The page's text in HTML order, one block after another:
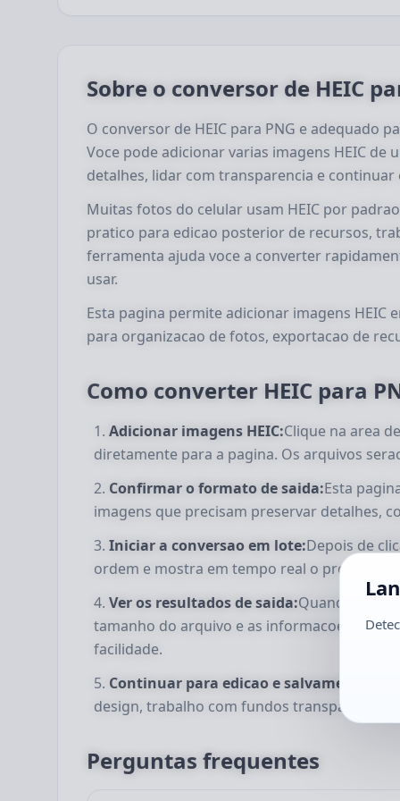
Sobre o conversor de HEIC
O conversor de HEIC para PNG e adequado
Voce pode adicionar varias imagens HEIC de
detalhes, lidar com transparencia e continuar
Muitas fotos do celular usam HEIC por
pratico para edicao posterior de recursos,
ferramenta ajuda voce a converter
usar.
Esta pagina permite adicionar imagens HEIC
para organizacao de fotos, exportacao de
Como converter HEIC para
Adicionar imagens HEIC:Clique na area
diretamente para a pagina. Os arquivos
Confirmar o formato de saida:Esta
imagens que precisam preservar detalhes,
Iniciar a conversao em lote:Depois de
ordem e mostra em tempo real o progresso
Ver os resultados de saida:Quando a
tamanho do arquivo e as informacoes
facilidade.
Continuar para edicao e salvamento:
design, trabalho com fundos transparentes
Perguntas frequentes